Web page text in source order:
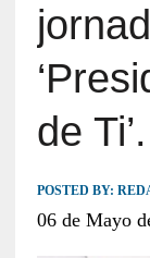
de Ti’.
POSTED BY:
06 de Mayo